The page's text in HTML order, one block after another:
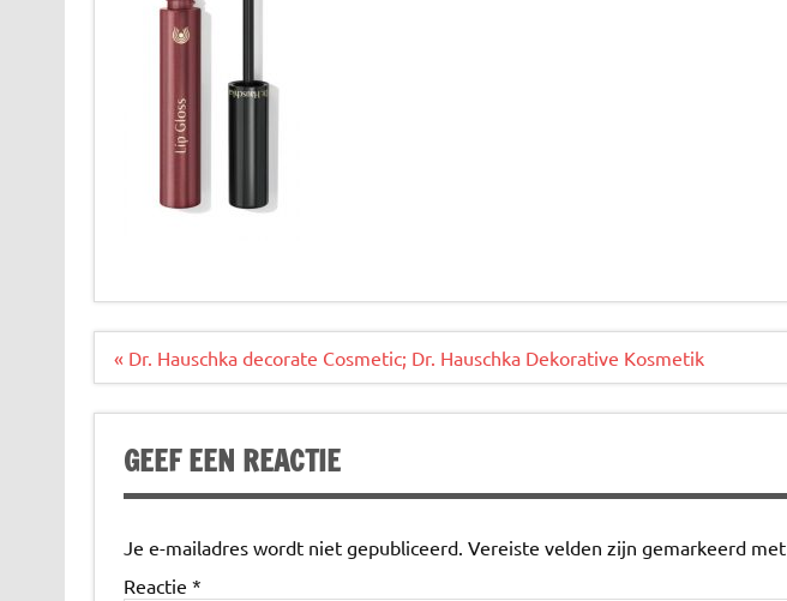
Bericht
« Dr. Hauschka decorate Cosmetic; Dr. Hauschka Dekorative Kosmetik
GEEF EEN REACTIE
Je e-mailadres wordt niet gepubliceerd. Vereiste velden zijn gemarkeerd met
Reactie *